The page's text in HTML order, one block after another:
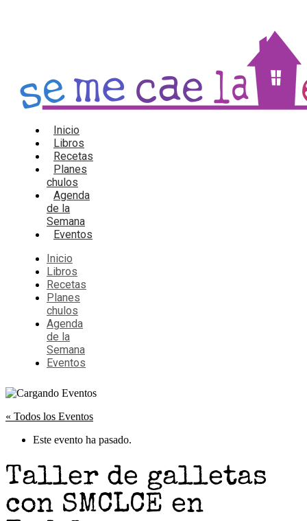
Inicio
Libros
Recetas
Planes
chulos
Agenda
de la
Semana
Eventos
Inicio
Libros
Recetas
Planes
chulos
Agenda
de la
Semana
Eventos
« Todos los Eventos
Este evento ha pasado.
Taller de galletas
con SMCLCE en